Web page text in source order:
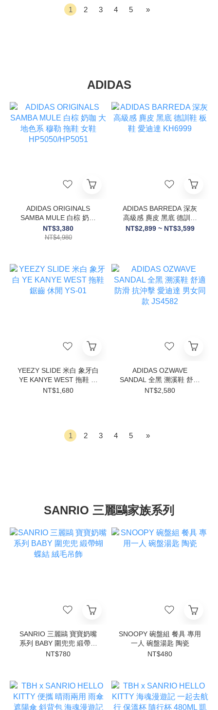
1 2 3 4 5 »
ADIDAS
ADIDAS ORIGINALS
SAMBA MULE 白棕 奶咖
大地色系 穆勒 拖鞋 女鞋
HP5050/HP5051
NT$3,380
NT$4,980
ADIDAS BARREDA 深灰
高級感 麂皮 黑底 德訓鞋
板鞋 愛迪達 KH6999
NT$2,899 ~ NT$3,599
YEEZY SLIDE 米白 象牙白
YE KANYE WEST 拖鞋 鋸
齒 休閒 YS-01
NT$1,680
ADIDAS OZWAVE
SANDAL 全黑 溯溪鞋 舒適
防滑 抗沖擊 愛迪達 男女同
NT$2,580
1 2 3 4 5 »
SANRIO 三麗鷗家族系列
SANRIO 三麗鷗 寶寶奶嘴
系列 BABY 圍兜兜 緞帶蝴
蝶結 絨毛吊飾
NT$780
SNOOPY 碗盤組 餐具 專用
一人 碗盤湯匙 陶瓷
NT$480